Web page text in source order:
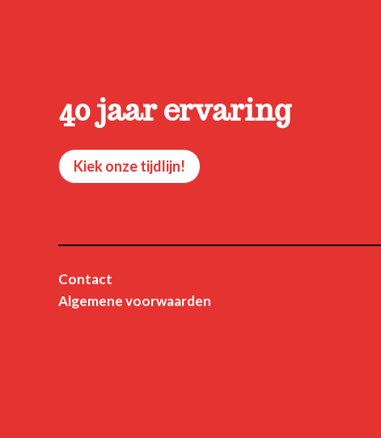
40 jaar ervaring
Kiek onze tijdlijn!
Contact
Algemene voorwaarden